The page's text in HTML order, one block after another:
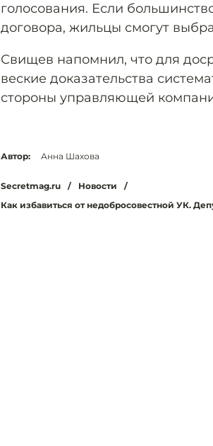
голосования. Если
договора, жильцы смогут
Свищев напомнил, что для
веские доказательства
стороны управляющей
Автор: Анна Шахова
Secretmag.ru / Новости
/
Как избавиться от недобросовестной УК.